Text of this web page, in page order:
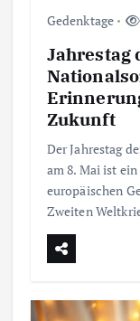
Gedenktage
Jahrestag
Zukunft
Der Jahrestag
am 8. Mai ist
europäischen
Zweiten